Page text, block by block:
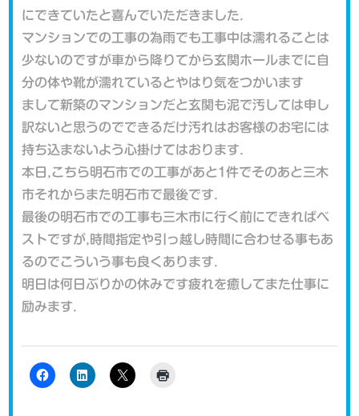
にできていたと喜んでいただきました.
マンションでの工事の為雨でも工事中は濡れることは
少ないのですが車から降りてから玄関ホールまでに自
分の体や靴が濡れているとやはり気をつかいます
まして新築のマンションだと玄関も泥で汚しては申し
訳ないと思うのでできるだけ汚れはお客様のお宅には
持ち込まないよう心掛けてはおります.
本日,こちら明石市での工事があと1件でそのあと三木
市それからまた明石市で最後です.
最後の明石市での工事も三木市に行く前にできればベ
ストですが,時間指定や引っ越し時間に合わせる事もあ
るのでこういう事も良くあります.
明日は何日ぶりかの休みです疲れを癒してまた仕事に
励みます.